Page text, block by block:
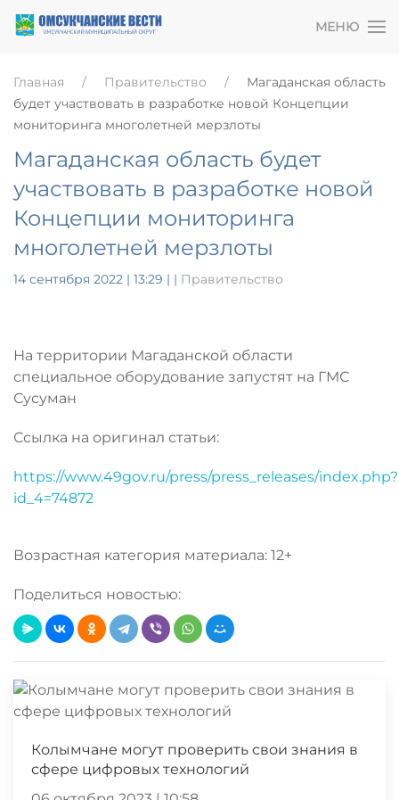
МЕНЮ
Главная Правительство
Магаданская область
будет участвовать в разработке новой Концепции
мониторинга многолетней мерзлоты
Магаданская область будет
участвовать в разработке новой
Концепции мониторинга
многолетней мерзлоты
14 сентября 2022 | 13:29 | | Правительство
На территории Магаданской области
специальное оборудование запустят на ГМС
Сусуман
Ссылка на оригинал статьи:
https://www.49gov.ru/press/press_releases/index.php?
id_4=74872
Возрастная категория материала: 12+
Поделиться новостью:
Колымчане могут проверить свои знания в
сфере цифровых технологий